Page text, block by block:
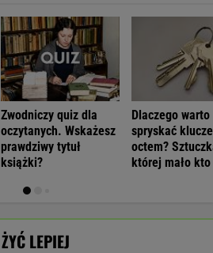
Zwodniczy quiz dla
oczytanych. Wskażesz
prawdziwy tytuł
książki?
Dlaczego warto
spryskać klucze
octem?
której mało kto
ŻYĆ LEPIEJ